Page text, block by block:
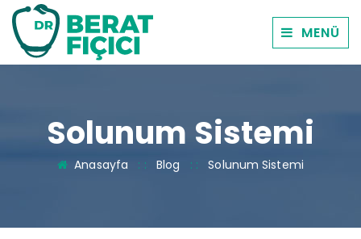
MENÜ
Solunum Sistemi
Anasayfa : : Blog : : Solunum Sistemi